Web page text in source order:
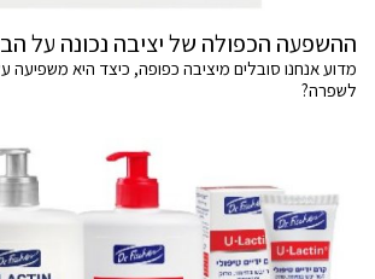
ההשפעה הכפולה של יציבה נכונה על
מדוע אנחנו סובלים מיציבה כפופה, כיצד היא משפיעה
לשפרה?